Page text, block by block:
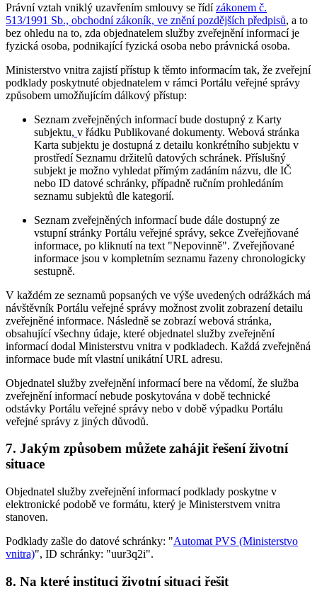
Právní vztah vniklý uzavřením smlouvy se řídízákonem č.
513/1991 Sb., obchodní zákoník, ve znění pozdějších předpisů, a to
bez ohledu na to, zda objednatelem služby zveřejnění informací je
fyzická osoba, podnikající fyzická osoba nebo právnická osoba.
Ministerstvo vnitra zajistí přístup k těmto informacím tak, že zveřejní
podklady poskytnuté objednatelem v rámci Portálu veřejné správy
způsobem umožňujícím dálkový přístup:
Seznam zveřejněných informací bude dostupný z Karty
subjektu, v řádku Publikované dokumenty. Webová stránka
Karta subjektu je dostupná z detailu konkrétního subjektu v
prostředí Seznamu držitelů datových schránek. Příslušný
subjekt je možno vyhledat přímým zadáním názvu, dle IČ
nebo ID datové schránky, případně ručním prohledáním
seznamu subjektů dle kategorií.
Seznam zveřejněných informací bude dále dostupný ze
vstupní stránky Portálu veřejné správy, sekce Zveřejňované
informace, po kliknutí na text "Nepovinně". Zveřejňované
informace jsou v kompletním seznamu řazeny chronologicky
sestupně.
V každém ze seznamů popsaných ve výše uvedených odrážkách má
návštěvník Portálu veřejné správy možnost zvolit zobrazení detailu
zveřejněné informace. Následně se zobrazí webová stránka,
obsahující všechny údaje, které objednatel služby zveřejnění
informací dodal Ministerstvu vnitra v podkladech. Každá zveřejněná
informace bude mít vlastní unikátní URL adresu.
Objednatel služby zveřejnění informací bere na vědomí, že služba
zveřejnění informací nebude poskytována v době technické
odstávky Portálu veřejné správy nebo v době výpadku Portálu
veřejné správy z jiných důvodů.
7. Jakým způsobem můžete zahájit řešení životní
situace
Objednatel služby zveřejnění informací podklady poskytne v
elektronické podobě ve formátu, který je Ministerstvem vnitra
stanoven.
Podklady zašle do datové schránky: "Automat PVS (Ministerstvo
vnitra)", ID schránky: "uur3q2i".
8. Na které instituci životní situaci řešit